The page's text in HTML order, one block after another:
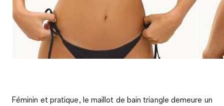
Féminin et pratique, le maillot de bain triangle demeure un